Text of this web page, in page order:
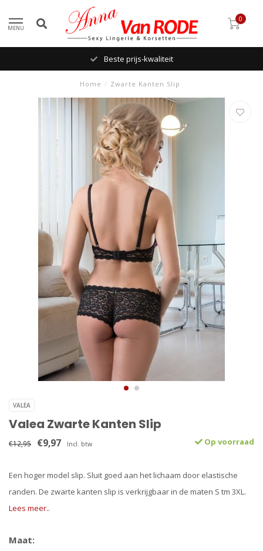
MENU
0
Beste prijs-kwaliteit
Home / Zwarte Kanten Slip
VALEA
Valea Zwarte Kanten Slip
€12,95 €9,97 Incl. btw Op voorraad
Een hoger model slip. Sluit goed aan het lichaam door elastische
randen. De zwarte kanten slip is verkrijgbaar in de maten S tm 3XL.
Lees meer..
Maat: